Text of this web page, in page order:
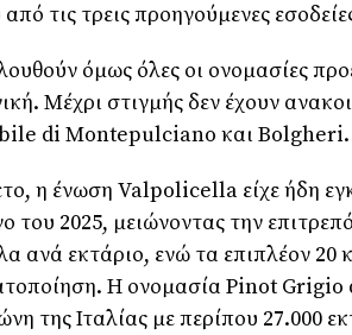
τις τρεις προηγούμενες
όμως όλες οι ονομασίες
Μέχρι στιγμής δεν έχουν
di Montepulciano και Bolgheri.
η ένωση Valpolicella είχε ήδη
του 2025, μειώνοντας την
ανά εκτάριο, ενώ τα επιπλέον 20
Η ονομασία Pinot Grigio
της Ιταλίας με περίπου 27.000